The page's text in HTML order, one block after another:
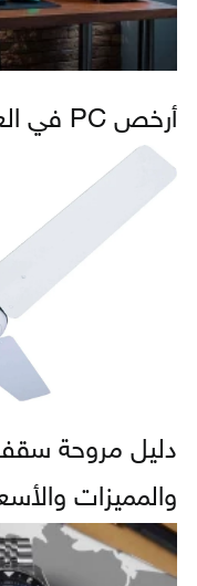
أرخص PC في العراق
دليل مروحة
والمميزات